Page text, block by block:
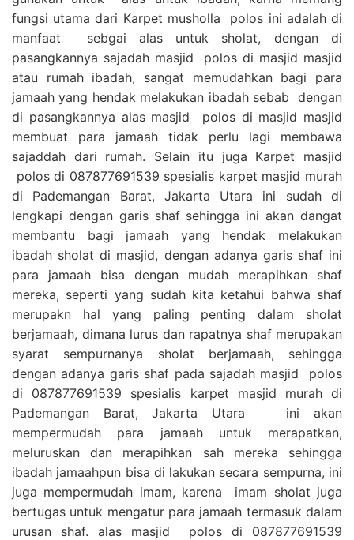
fungsi utama dari Karpet musholla polos ini adalah di
manfaat sebgai alas untuk sholat, dengan di
pasangkannya sajadah masjid polos di masjid masjid
atau rumah ibadah, sangat memudahkan bagi para
jamaah yang hendak melakukan ibadah sebab dengan
di pasangkannya alas masjid polos di masjid masjid
membuat para jamaah tidak perlu lagi membawa
sajaddah dari rumah. Selain itu juga Karpet masjid
polos di 087877691539 spesialis karpet masjid murah
di Pademangan Barat, Jakarta Utara ini sudah di
lengkapi dengan garis shaf sehingga ini akan dangat
membantu bagi jamaah yang hendak melakukan
ibadah sholat di masjid, dengan adanya garis shaf ini
para jamaah bisa dengan mudah merapihkan shaf
mereka, seperti yang sudah kita ketahui bahwa shaf
merupakn hal yang paling penting dalam sholat
berjamaah, dimana lurus dan rapatnya shaf merupakan
syarat sempurnanya sholat berjamaah, sehingga
dengan adanya garis shaf pada sajadah masjid polos
di 087877691539 spesialis karpet masjid murah di
Pademangan Barat, Jakarta Utara ini akan
mempermudah para jamaah untuk merapatkan,
meluruskan dan merapihkan sah mereka sehingga
ibadah jamaahpun bisa di lakukan secara sempurna, ini
juga mempermudah imam, karena imam sholat juga
bertugas untuk mengatur para jamaah termasuk dalam
urusan shaf. alas masjid polos di 087877691539